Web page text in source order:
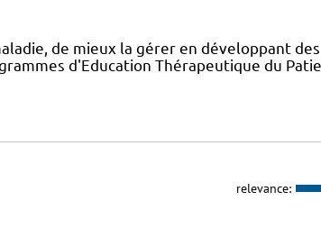
de mieux la gérer en développant des
d'Education Thérapeutique du
relevance: